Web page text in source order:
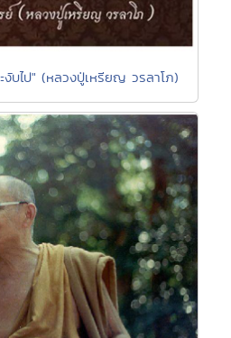
งับไป" (หลวงปู่เหรียญ วรลาโภ)